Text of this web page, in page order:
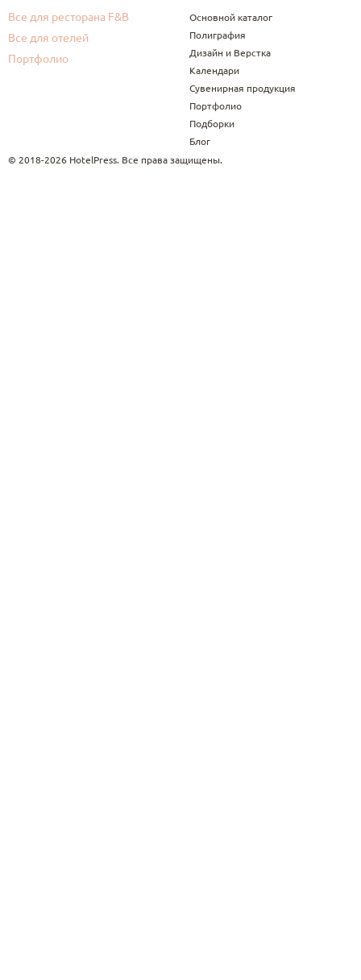
Все для ресторана F&B
Все для отелей
Портфолио
Основной каталог
Полиграфия
Дизайн и Верстка
Календари
Сувенирная продукция
Портфолио
Подборки
Блог
© 2018-2026 HotelPress. Все права защищены.